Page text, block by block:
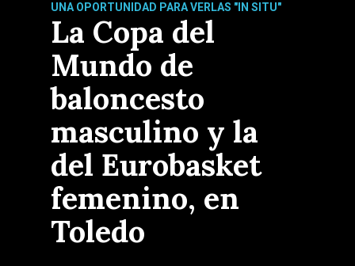
UNA OPORTUNIDAD PARA VERLAS "IN SITU"
La Copa del
Mundo de
baloncesto
masculino y la
del Eurobasket
femenino, en
Toledo